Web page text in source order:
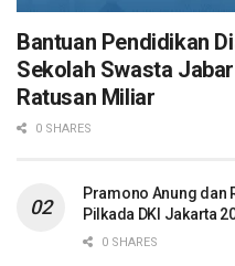
Bantuan Pendidikan
Sekolah Swasta
Ratusan Miliar
0 SHARES
Pramono Anung dan
Pilkada DKI Jakarta
0 SHARES